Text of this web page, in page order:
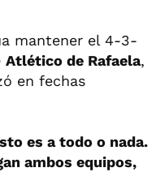
mantener el 4-3-
Atlético de Rafaela,
en fechas
es a todo o nada.
ambos equipos,